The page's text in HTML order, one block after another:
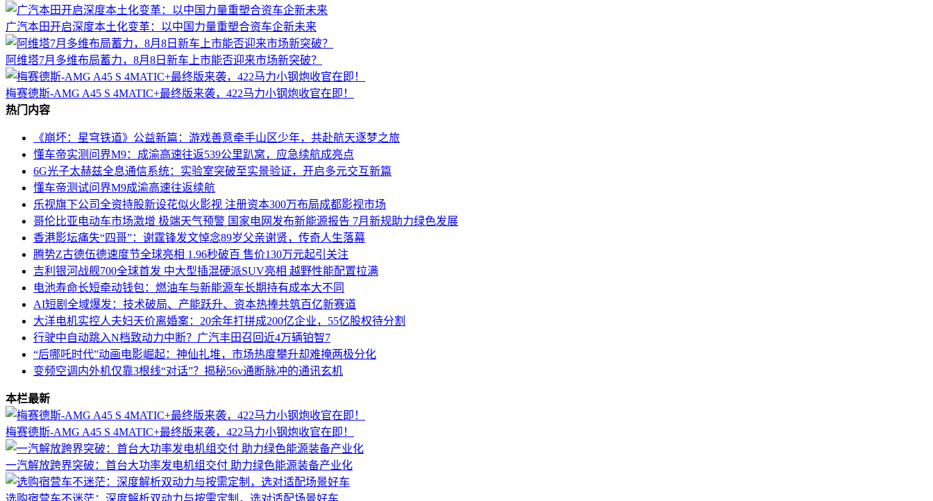
广汽本田开启深度本土化变革：以中国力量重塑合资车企新未来
阿维塔7月多维布局蓄力，8月8日新车上市能否迎来市场新突破？
梅赛德斯-AMG A45 S 4MATIC+最终版来袭，422马力小钢炮收官在即！
热门内容
《崩坏：星穹铁道》公益新篇：游戏善意牵手山区少年，共赴航天逐梦之旅
懂车帝实测问界M9：成渝高速往返539公里趴窝，应急续航成亮点
6G光子太赫兹全息通信系统：实验室突破至实景验证，开启多元交互新篇
懂车帝测试问界M9成渝高速往返续航
乐视旗下公司全资持股新设花似火影视 注册资本300万布局成都影视市场
哥伦比亚电动车市场激增 极端天气预警 国家电网发布新能源报告 7月新规助力绿色发展
香港影坛痛失“四哥”：谢霆锋发文悼念89岁父亲谢贤，传奇人生落幕
腾势Z古德伍德速度节全球亮相 1.96秒破百 售价130万元起引关注
吉利银河战舰700全球首发 中大型插混硬派SUV亮相 越野性能配置拉满
电池寿命长短牵动钱包：燃油车与新能源车长期持有成本大不同
AI短剧全域爆发：技术破局、产能跃升、资本热捧共筑百亿新赛道
大洋电机实控人夫妇天价离婚案：20余年打拼成200亿企业，55亿股权待分割
行驶中自动跳入N档致动力中断？广汽丰田召回近4万辆铂智7
“后哪吒时代”动画电影崛起：神仙扎堆，市场热度攀升却难掩两极分化
变频空调内外机仅靠3根线“对话”？揭秘56v通断脉冲的通讯玄机
本栏最新
梅赛德斯-AMG A45 S 4MATIC+最终版来袭，422马力小钢炮收官在即！
一汽解放跨界突破：首台大功率发电机组交付 助力绿色能源装备产业化
选购宿营车不迷茫：深度解析双动力与按需定制，选对适配场景好车